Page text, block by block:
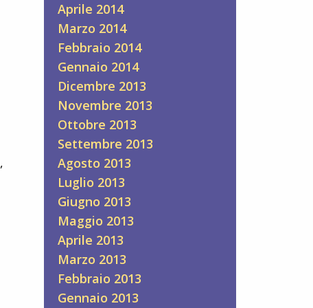
,
Aprile 2014
Marzo 2014
Febbraio 2014
Gennaio 2014
Dicembre 2013
Novembre 2013
Ottobre 2013
Settembre 2013
Agosto 2013
Luglio 2013
Giugno 2013
Maggio 2013
Aprile 2013
Marzo 2013
Febbraio 2013
Gennaio 2013